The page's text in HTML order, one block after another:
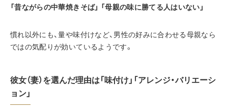
「昔ながらの中華焼きそば」 「母親の味に勝てる人はいない」
慣れ以外にも、量や味付けなど、男性の好みに合わせる母親なら
ではの気配りが効いているようです。
彼女（妻）を選んだ理由は「味付け」「アレンジ・バリエーシ
ョン」